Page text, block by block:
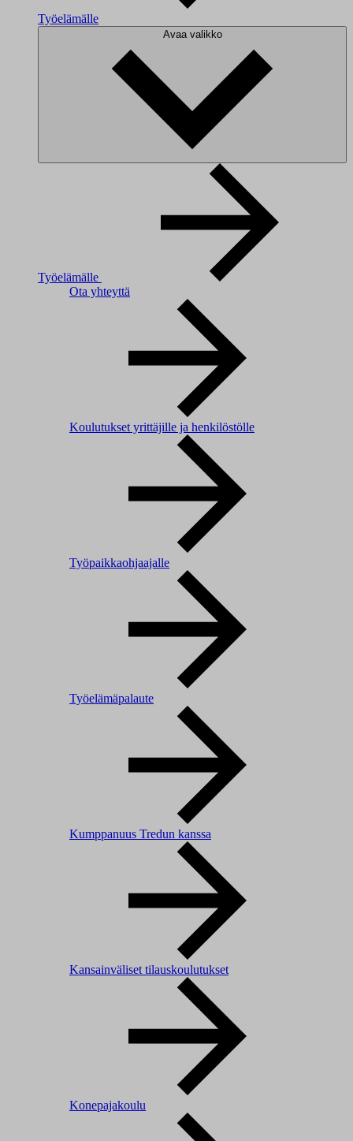
Työelämälle
Avaa valikko
Työelämälle
Ota yhteyttä
Koulutukset yrittäjille ja henkilöstölle
Työpaikkaohjaajalle
Työelämäpalaute
Kumppanuus Tredun kanssa
Kansainväliset tilauskoulutukset
Konepajakoulu